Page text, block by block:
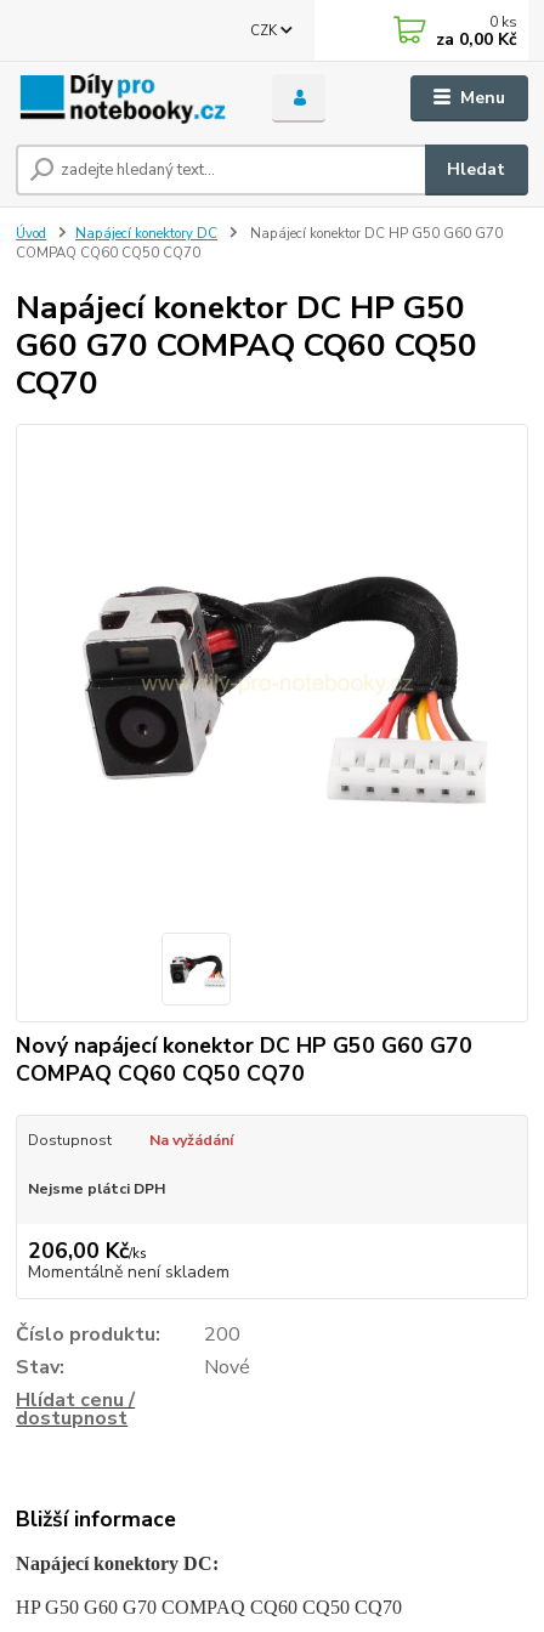
Menu
CZK
Hledat
0 ks
za 0,00 Kč
Úvod Napájecí konektory DC
Napájecí konektor DC HP G50 G60 G70
COMPAQ CQ60 CQ50 CQ70
Napájecí konektor DC HP G50
G60 G70 COMPAQ CQ60 CQ50
CQ70
Nový napájecí konektor DC HP G50 G60 G70
COMPAQ CQ60 CQ50 CQ70
Dostupnost Na vyžádání
Nejsme plátci DPH
206,00 Kč/ks
Momentálně není skladem
Číslo produktu:
200
Stav:
Nové
Hlídat cenu /
dostupnost
Bližší informace
Napájecí konektory DC:
HP G50 G60 G70 COMPAQ CQ60 CQ50 CQ70